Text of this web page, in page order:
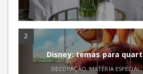
2
Disney: temas para
DECORAÇÃO,MATÉRIA ESPECIAL